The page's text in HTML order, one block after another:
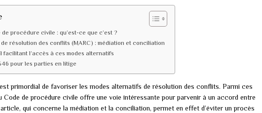
de procédure civile : qu’est-ce que c’est ?
résolution des conflits (MARC) : médiation et conciliation
facilitant l’accès à ces modes alternatifs
pour les parties en litige
primordial de favoriser les modes alternatifs de résolution des conflits. Parmi ces
Code de procédure civile offre une voie intéressante pour parvenir à un accord entre
qui concerne la médiation et la conciliation, permet en effet d’éviter un procès